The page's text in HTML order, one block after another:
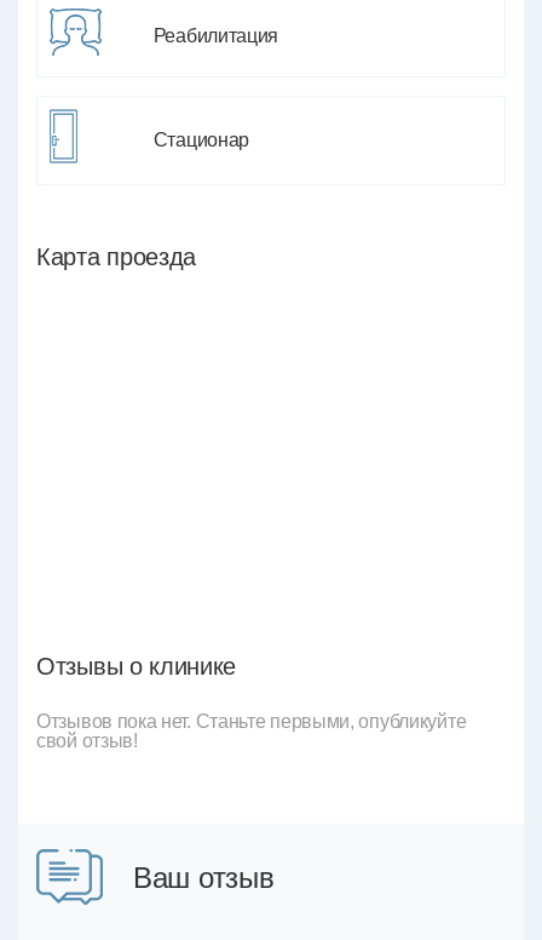
Реабилитация
Стационар
Карта проезда
Отзывы о клинике
Отзывов пока нет. Станьте первыми, опубликуйте
свой отзыв!
Ваш отзыв